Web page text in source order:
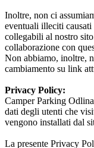
Inoltre, non ci
eventuali illeciti causati
collegabili al nostro
collaborazione con
Non abbiamo, inoltre,
cambiamento su link
Privacy Policy:
Camper Parking
dati degli utenti che
vengono installati dal
La presente Privacy